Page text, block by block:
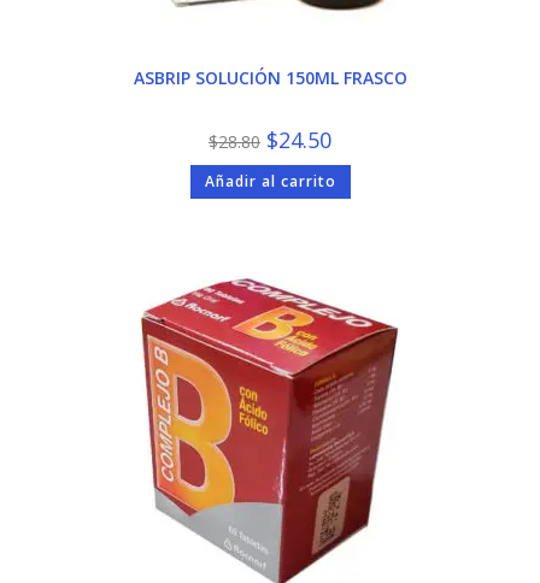
ASBRIP SOLUCIÓN 150ML FRASCO
$28.80 El
precio
original
era:
$28.80.
$24.50El
precio
actual
es:
$24.50.
Añadir al carrito